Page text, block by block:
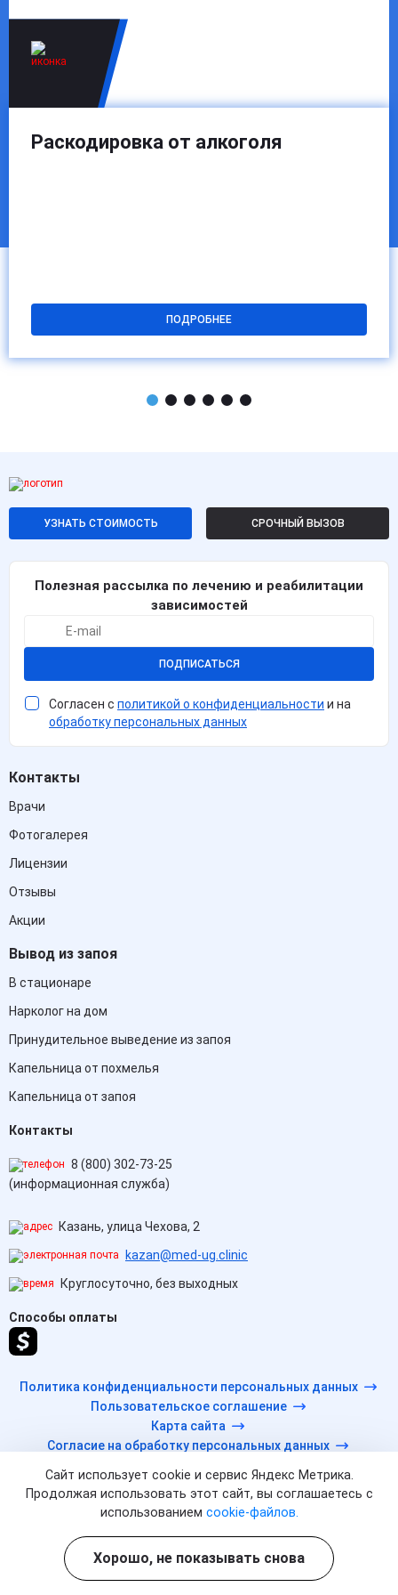
Раскодировка от алкоголя
ПОДРОБНЕЕ
УЗНАТЬ СТОИМОСТЬ СРОЧНЫЙ ВЫЗОВ
Полезная рассылка по лечению и реабилитации
зависимостей
ПОДПИСАТЬСЯ
Согласен с политикой о конфиденциальности и на
обработку персональных данных
Контакты
Врачи
Фотогалерея
Лицензии
Отзывы
Акции
Вывод из запоя
В стационаре
Нарколог на дом
Принудительное выведение из запоя
Капельница от похмелья
Капельница от запоя
Контакты
8 (800) 302-73-25
(информационная служба)
Казань, улица Чехова, 2
kazan@med-ug.clinic
Круглосуточно, без выходных
Способы оплаты
Политика конфиденциальности персональных данных
Пользовательское соглашение
Карта сайта
Согласие на обработку персональных данных
© 2026 МЕД ЮГ. Все права защищены.
несёт сугубо информационный характер, и не служит для
постановки диагноза и назначения лечения.
Сайт использует cookie и сервис Яндекс Метрика.
Продолжая использовать этот сайт, вы соглашаетесь с
использованием cookie-файлов.
Хорошо, не показывать снова